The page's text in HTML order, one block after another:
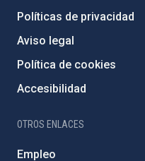
Políticas de privacidad
Aviso legal
Política de cookies
Accesibilidad
OTROS ENLACES
Empleo